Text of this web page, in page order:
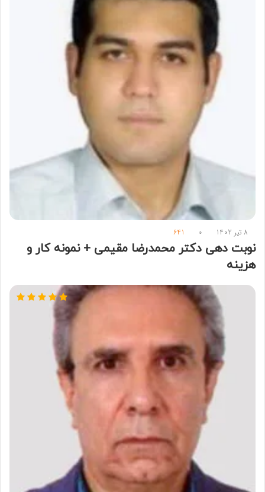
8 تیر 1402 0
641
نوبت دهی دکتر محمدرضا مقیمی + نمونه کار و
هزینه